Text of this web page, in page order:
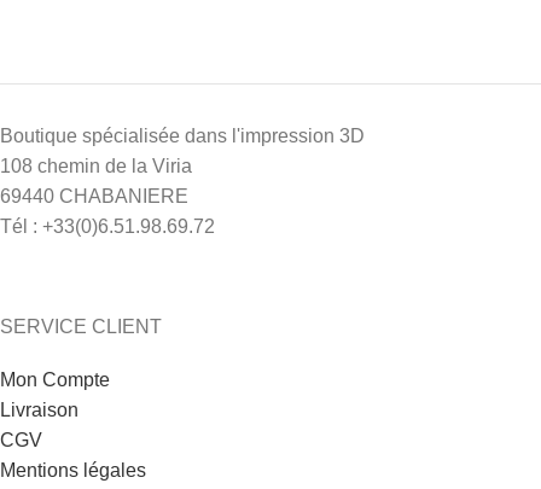
Boutique spécialisée dans l'impression 3D
108 chemin de la Viria
69440 CHABANIERE
Tél : +33(0)6.51.98.69.72
SERVICE CLIENT
Mon Compte
Livraison
CGV
Mentions légales